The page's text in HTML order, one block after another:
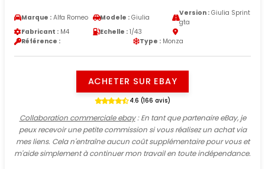
Marque : Alfa Romeo Modele : Giulia
Version :Giulia Sprint
gta
Fabricant : M4 Echelle : 1/43
Référence :
Type : Monza
ACHETER SUR EBAY
4.6 (166 avis)
Collaboration commerciale ebay: En tant que partenaire eBay, je
peux recevoir une petite commission si vous réalisez un achat via
mes liens. Cela n'entraîne aucun coût supplémentaire pour vous et
m'aide simplement à continuer mon travail en toute indépendance.